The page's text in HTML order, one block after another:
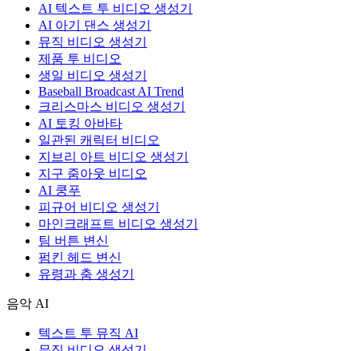
AI 텍스트 투 비디오 생성기
AI 아기 댄스 생성기
뮤직 비디오 생성기
제품 투 비디오
생일 비디오 생성기
Baseball Broadcast AI Trend
크리스마스 비디오 생성기
AI 토킹 아바타
일관된 캐릭터 비디오
지브리 아트 비디오 생성기
지구 줌아웃 비디오
AI 쿵푸
피규어 비디오 생성기
마인크래프트 비디오 생성기
팀 버튼 변신
펌킨 헤드 변신
유령과 춤 생성기
음악 AI
텍스트 투 뮤직 AI